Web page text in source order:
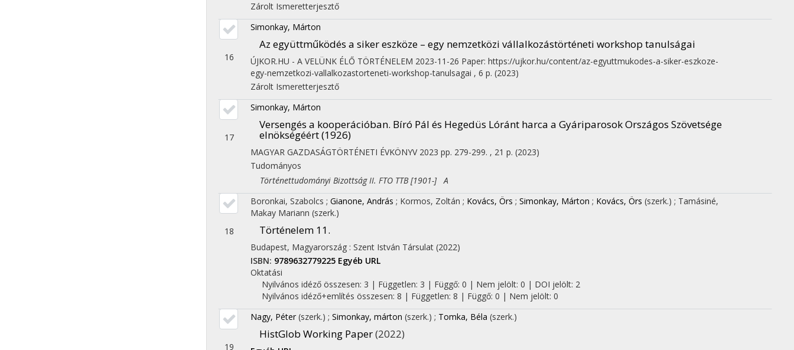
Zárolt Ismeretterjesztő
16
Simonkay, Márton
Az együttműködés a siker eszköze – egy nemzetközi vállalkozástörténeti workshop tanulságai
ÚJKOR.HU - A VELÜNK ÉLŐ TÖRTÉNELEM 2023-11-26 Paper: https://ujkor.hu/content/az-egyuttmukodes-a-siker-eszkoze-
egy-nemzetkozi-vallalkozastorteneti-workshop-tanulsagai , 6 p. (2023)
Zárolt Ismeretterjesztő
17
Simonkay, Márton
Versengés a kooperációban. Bíró Pál és Hegedüs Lóránt harca a Gyáriparosok Országos Szövetsége
elnökségéért (1926)
MAGYAR GAZDASÁGTÖRTÉNETI ÉVKÖNYV 2023 pp. 279-299. , 21 p. (2023)
Tudományos
Történettudományi Bizottság II. FTO TTB [1901-] A
18
Boronkai, Szabolcs ; Gianone, András ; Kormos, Zoltán ; Kovács, Örs ; Simonkay, Márton ; Kovács, Örs (szerk.) ; Tamásiné,
Makay Mariann (szerk.)
Történelem 11.
Budapest, Magyarország : Szent István Társulat (2022)
ISBN: 9789632779225 Egyéb URL
Oktatási
Nyilvános idéző összesen: 3 | Független: 3 | Függő: 0 | Nem jelölt: 0 | DOI jelölt: 2
Nyilvános idéző+említés összesen: 8 | Független: 8 | Függő: 0 | Nem jelölt: 0
19
Nagy, Péter (szerk.) ; Simonkay, márton (szerk.) ; Tomka, Béla (szerk.)
HistGlob Working Paper(2022)